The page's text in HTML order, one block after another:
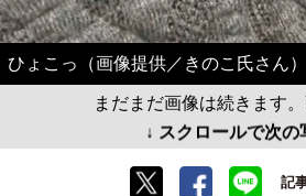
ひょこっ（画像提供／きのこ氏さん）
まだまだ画像は続きます。
↓ スクロールで次の
記